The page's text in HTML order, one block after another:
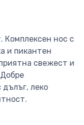
Комплексен нос с
и пикантен
свежест и
леко